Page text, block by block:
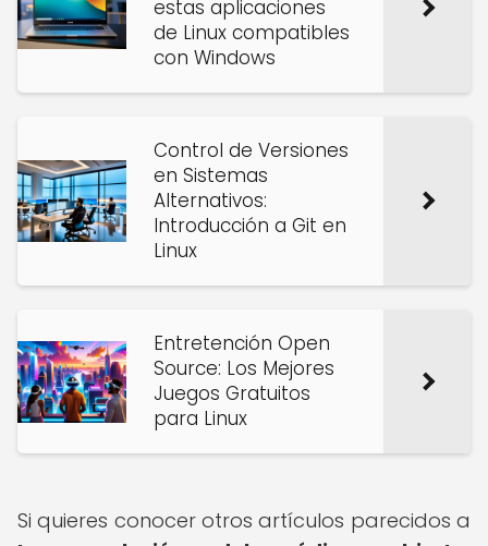
estas aplicaciones
de Linux compatibles
con Windows
Control de Versiones
en Sistemas
Alternativos:
Introducción a Git en
Linux
Entretención Open
Source: Los Mejores
Juegos Gratuitos
para Linux
Si quieres conocer otros artículos parecidos a